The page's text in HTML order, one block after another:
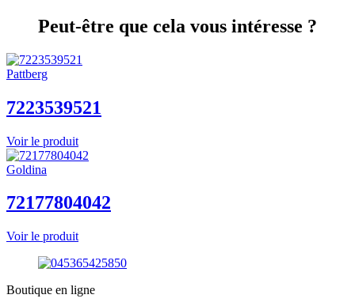
Peut-être que cela vous intéresse ?
Pattberg
7223539521
Voir le produit
Goldina
72177804042
Voir le produit
Boutique en ligne